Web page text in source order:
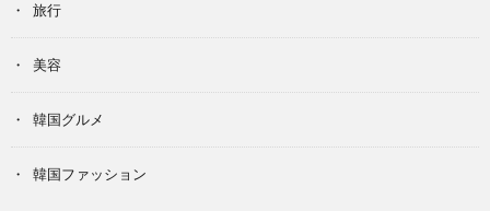
旅行
美容
韓国グルメ
韓国ファッション